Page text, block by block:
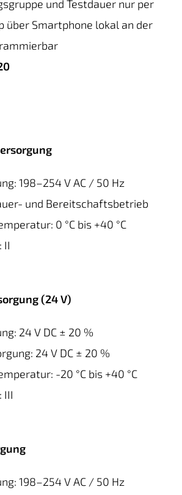
und Testdauer nur per
über Smartphone lokal an der
198–254 V AC / 50 Hz
und Bereitschaftsbetrieb
0 °C bis +40 °C
II
(24 V)
24 V DC ± 20 %
24 V DC ± 20 %
-20 °C bis +40 °C
III
198–254 V AC / 50 Hz